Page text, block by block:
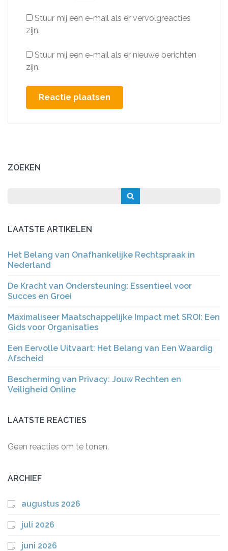
Stuur mij een e-mail als er vervolgreacties
zijn.
Stuur mij een e-mail als er nieuwe berichten
zijn.
ZOEKEN
LAATSTE ARTIKELEN
Het Belang van Onafhankelijke Rechtspraak in
Nederland
De Kracht van Ondersteuning: Essentieel voor
Succes en Groei
Maximaliseer Maatschappelijke Impact met SROI: Een
Gids voor Organisaties
Een Eervolle Uitvaart: Het Belang van Een Waardig
Afscheid
Bescherming van Privacy: Jouw Rechten en
Veiligheid Online
LAATSTE REACTIES
Geen reacties om te tonen.
ARCHIEF
augustus 2026
juli 2026
juni 2026